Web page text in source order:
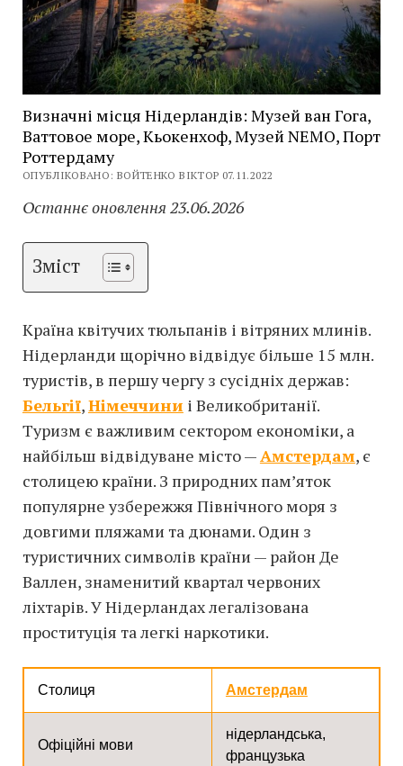
Визначні місця Нідерландів: Музей ван Гога,
Ваттовое море, Кьокенхоф, Музей NEMO, Порт
Роттердаму
ОПУБЛІКОВАНО: ВОЙТЕНКО ВІКТОР 07.11.2022
Останнє оновлення 23.06.2026
Зміст
Країна квітучих тюльпанів і вітряних млинів.
Нідерланди щорічно відвідує більше 15 млн.
туристів, в першу чергу з сусідніх держав:
Бельгії,Німеччини і Великобританії.
Туризм є важливим сектором економіки, а
найбільш відвідуване місто —Амстердам, є
столицею країни. З природних пам’яток
популярне узбережжя Північного моря з
довгими пляжами та дюнами. Один з
туристичних символів країни — район Де
Валлен, знаменитий квартал червоних
ліхтарів. У Нідерландах легалізована
проституція та легкі наркотики.
Столиця Амстердам
Офіційні мови
нідерландська,
французька